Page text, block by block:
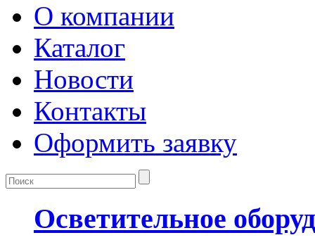
О компании
Каталог
Новости
Контакты
Оформить заявку
Осветительное